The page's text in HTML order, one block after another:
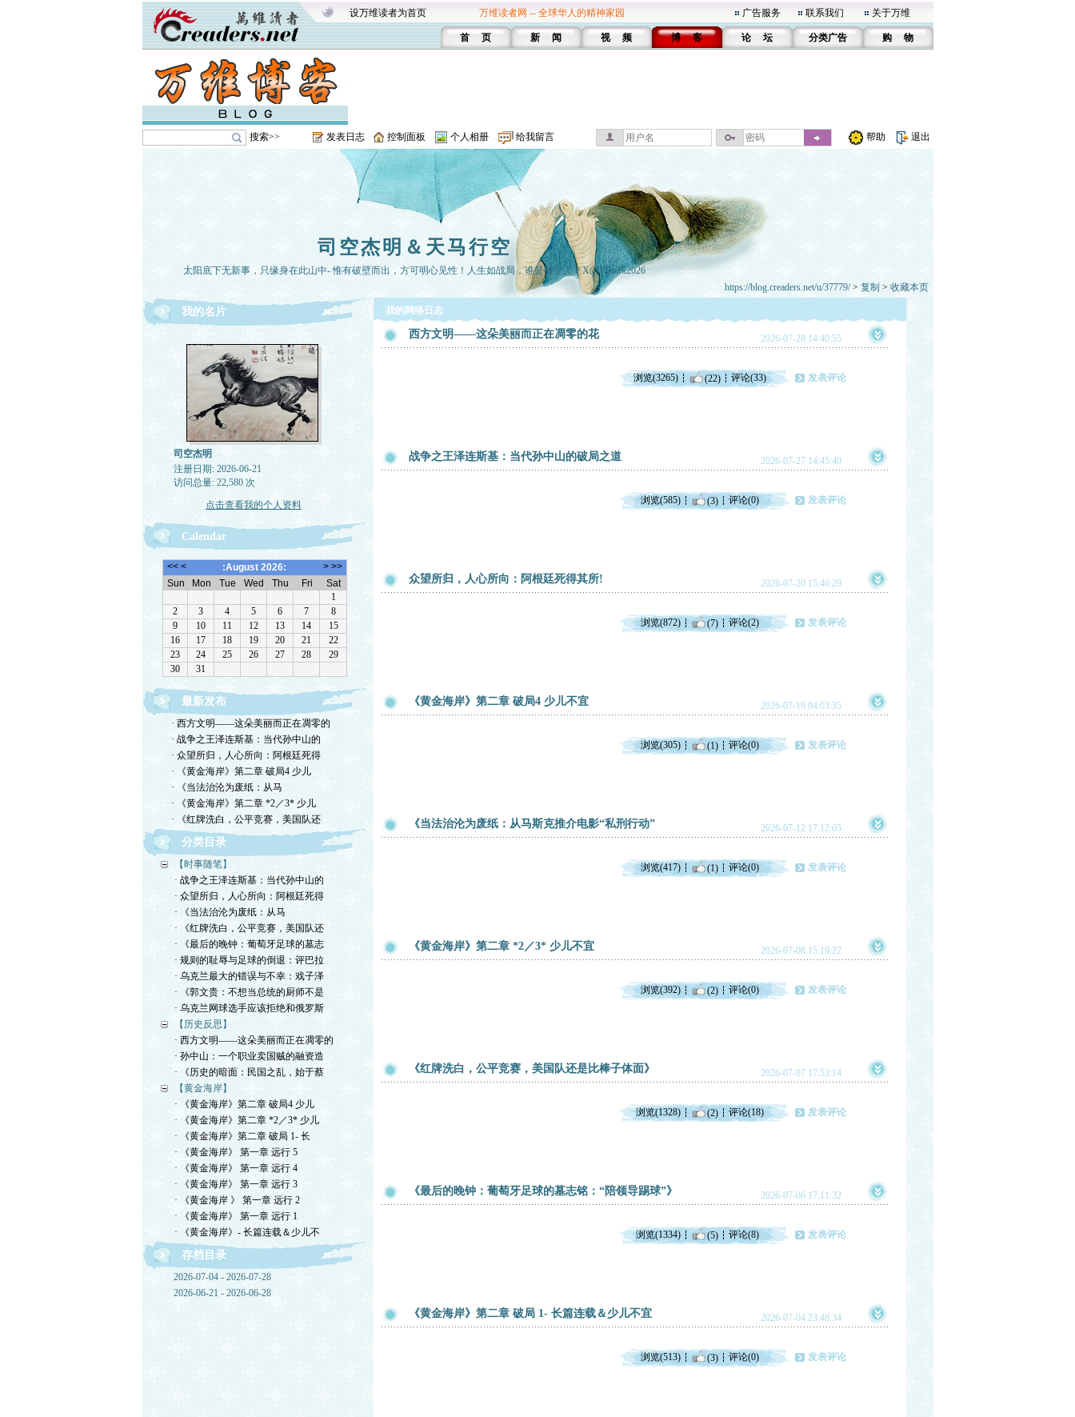
设万维读者为首页 万维读者网 -- 全球华人的精神家园 广告服务 联系我们 关于万维
首 页 新 闻 视 频 博 客 论 坛 分类广告 购 物
搜索>> 发表日志 控制面板 个人相册 给我留言 帮助 退出
司空杰明＆天马行空
太阳底下无新事，只缘身在此山中- 惟有破壁而出，方可明心见性！人生如战局，谁是破壁人？X@TTmxk2026
https://blog.creaders.net/u/37779/> 复制 > 收藏本页
我的名片
司空杰明
注册日期: 2026-06-21
访问总量: 22,580 次
点击查看我的个人资料
Calendar
最新发布
· 西方文明——这朵美丽而正在凋零的
· 战争之王泽连斯基：当代孙中山的
· 众望所归，人心所向：阿根廷死得
· 《黄金海岸》第二章 破局4 少儿
· ​《当法治沦为废纸：从马
· 《黄金海岸》第二章 *2／3* 少儿
· 《红牌洗白，公平竞赛，美国队还
分类目录
【时事随笔】
· 战争之王泽连斯基：当代孙中山的
· 众望所归，人心所向：阿根廷死得
· ​《当法治沦为废纸：从马
· 《红牌洗白，公平竞赛，美国队还
· 《最后的晚钟：葡萄牙足球的墓志
· 规则的耻辱与足球的倒退：评巴拉
· 乌克兰最大的错误与不幸：戏子泽
· 《郭文贵：不想当总统的厨师不是
· 乌克兰网球选手应该拒绝和俄罗斯
【历史反思】
· 西方文明——这朵美丽而正在凋零的
· 孙中山：一个职业卖国贼的融资造
· 《历史的暗面：民国之乱，始于蔡
【黄金海岸】
· 《黄金海岸》第二章 破局4 少儿
· 《黄金海岸》第二章 *2／3* 少儿
· 《黄金海岸》第二章 破局 1- 长
· 《黄金海岸》 第一章 远行 5
· 《黄金海岸》 第一章 远行 4
· 《黄金海岸》 第一章 远行 3
· 《黄金海岸 》 第一章 远行 2
· 《黄金海岸》 第一章 远行 1
· 《黄金海岸》- 长篇连载＆少儿不
存档目录
2026-07-04 - 2026-07-28
2026-06-21 - 2026-06-28
我的网络日志
西方文明——这朵美丽而正在凋零的花 2026-07-28 14:40:55
浏览(3265) (22) 评论(33) 发表评论
战争之王泽连斯基：当代孙中山的破局之道 2026-07-27 14:45:40
浏览(585) (3) 评论(0) 发表评论
众望所归，人心所向：阿根廷死得其所! 2026-07-20 15:46:29
浏览(872) (7) 评论(2) 发表评论
《黄金海岸》第二章 破局4 少儿不宜 2026-07-19 04:03:35
浏览(305) (1) 评论(0) 发表评论
​《当法治沦为废纸：从马斯克推介电影“私刑行动” 2026-07-12 17:12:05
浏览(417) (1) 评论(0) 发表评论
《黄金海岸》第二章 *2／3* 少儿不宜 2026-07-08 15:19:22
浏览(392) (2) 评论(0) 发表评论
《红牌洗白，公平竞赛，美国队还是比棒子体面》 2026-07-07 17:53:14
浏览(1328) (2) 评论(18) 发表评论
《最后的晚钟：葡萄牙足球的墓志铭：“陪领导踢球”》 2026-07-06 17:11:32
浏览(1334) (5) 评论(8) 发表评论
《黄金海岸》第二章 破局 1- 长篇连载＆少儿不宜 2026-07-04 23:48:34
浏览(513) (3) 评论(0) 发表评论